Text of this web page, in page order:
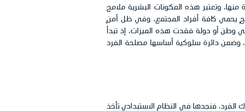
منها، وتعتبر هذه المكونات البشرية ملامح
يحمي كافة أفراد المجتمع، وفي ظل أمنٍ
وطن أو دولة فقدت هذه الميزات. إذ تبدأ
وضمن دائرة سلوكية أساسها مصلحة الفرد
فنجدها في النظام الاستبدادي تأخذ